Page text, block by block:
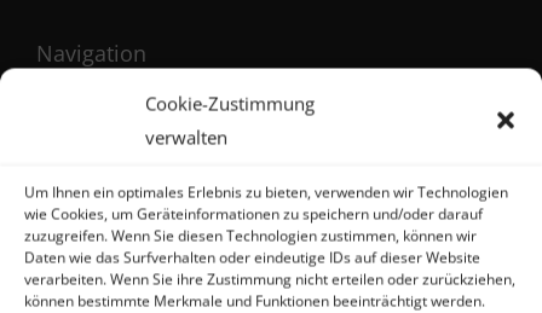
Cookie-Zustimmung
verwalten
Um Ihnen ein optimales Erlebnis zu bieten, verwenden wir Technologien
wie Cookies, um Geräteinformationen zu speichern und/oder darauf
zuzugreifen. Wenn Sie diesen Technologien zustimmen, können wir
Daten wie das Surfverhalten oder eindeutige IDs auf dieser Website
verarbeiten. Wenn Sie ihre Zustimmung nicht erteilen oder zurückziehen,
können bestimmte Merkmale und Funktionen beeinträchtigt werden.
Navigation
Fonds A-Z
Über uns
Fonds-Angebote für Käufer
Fonds-Angebote für Verkäufer